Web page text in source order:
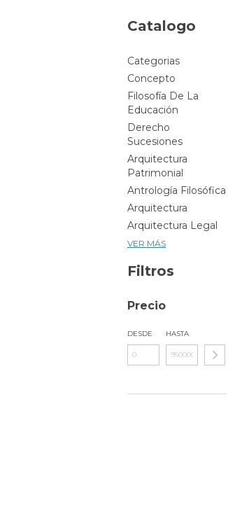
Catalogo
Categorias
Concepto
Filosofía De La
Educación
Derecho
Sucesiones
Arquitectura
Patrimonial
Antrología Filosófica
Arquitectura
Arquitectura Legal
VER MÁS
Filtros
Precio
DESDE HASTA